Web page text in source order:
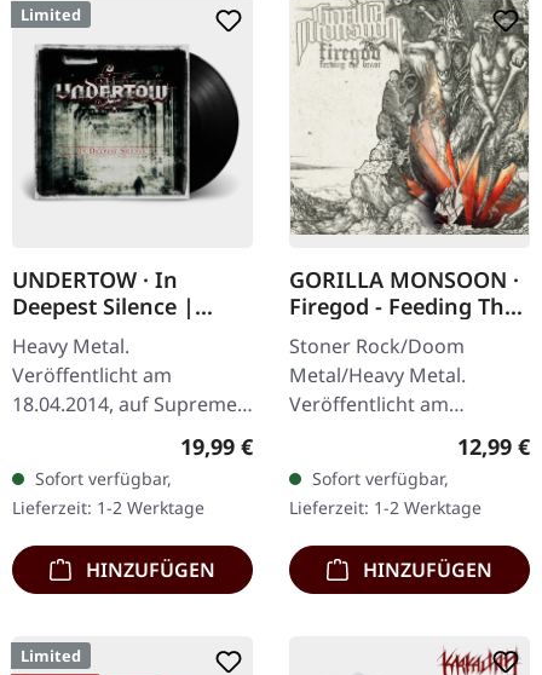
Limited
UNDERTOW · In
Deepest Silence |
BLACK LP
Heavy Metal.
Veröffentlicht am
18.04.2014, auf Supreme
Schwarzes Vinyl im
Gatefold-Cover. Limitiert
auf 200 Exemplare. · 180g
Vinyl…
Regulärer Preis:
19,99 €
Sofort verfügbar,
Lieferzeit: 1-2 Werktage
HINZUFÜGEN
GORILLA MONSOON ·
Firegod - Feeding The
Beast | CD
Stoner Rock/Doom
Metal/Heavy Metal.
Veröffentlicht am
11.05.2018, auf Supreme
Chaos Records. CD im
Jewelcase mit 8-seitigem
Booklet. Das dritte
Album…
12,99 €
Sofort verfügbar,
Lieferzeit: 1-2 Werktage
HINZUFÜGEN
Limited